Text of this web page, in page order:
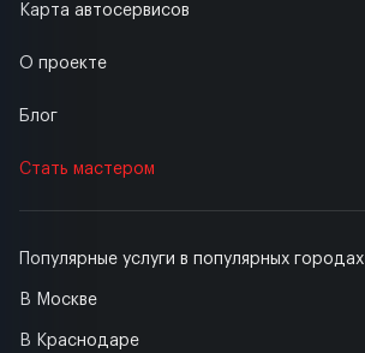
Популярные услуги в популярных городах
В Москве
В Краснодаре
Карта автосервисов
О проекте
Блог
Стать мастером